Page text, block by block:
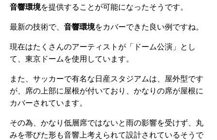
音響環境を提供することが可能になったそうです。
最新の技術で、 音響環境をカバーできた良い例ですね。
現在はたくさんのアーティストが「ドーム公演」とし
て、東京ドームを使用しています。
また、サッカーで有名な日産スタジアムは、屋外型です
が、席の上部に屋根が付いており、かなりの席が屋根に
カバーされています。
その為、かなり低層席ではないと雨の影響を受けず、丸
みを帯びた形も音響上考えられて設計されているそうで